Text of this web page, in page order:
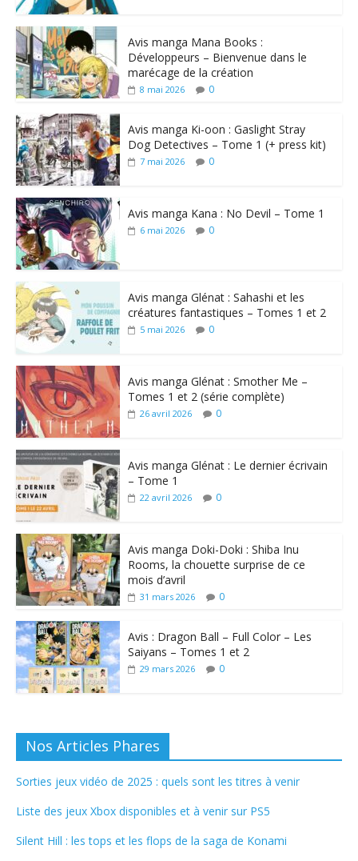
Avis manga Mana Books :
Développeurs – Bienvenue dans le
marécage de la création
8 mai 2026 0
Avis manga Ki-oon : Gaslight Stray
Dog Detectives – Tome 1 (+ press kit)
7 mai 2026 0
Avis manga Kana : No Devil – Tome 1
6 mai 2026 0
Avis manga Glénat : Sahashi et les
créatures fantastiques – Tomes 1 et 2
5 mai 2026 0
Avis manga Glénat : Smother Me –
Tomes 1 et 2 (série complète)
26 avril 2026 0
Avis manga Glénat : Le dernier écrivain
– Tome 1
22 avril 2026 0
Avis manga Doki-Doki : Shiba Inu
Rooms, la chouette surprise de ce
mois d’avril
31 mars 2026 0
Avis : Dragon Ball – Full Color – Les
Saiyans – Tomes 1 et 2
29 mars 2026 0
Nos Articles Phares
Sorties jeux vidéo de 2025 : quels sont les titres à venir
Liste des jeux Xbox disponibles et à venir sur PS5
Silent Hill : les tops et les flops de la saga de Konami